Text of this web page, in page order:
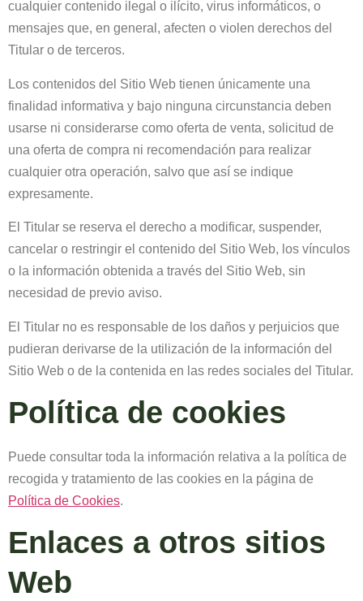
cualquier contenido ilegal o ilícito, virus informáticos, o
mensajes que, en general, afecten o violen derechos del
Titular o de terceros.
Los contenidos del Sitio Web tienen únicamente una
finalidad informativa y bajo ninguna circunstancia deben
usarse ni considerarse como oferta de venta, solicitud de
una oferta de compra ni recomendación para realizar
cualquier otra operación, salvo que así se indique
expresamente.
El Titular se reserva el derecho a modificar, suspender,
cancelar o restringir el contenido del Sitio Web, los vínculos
o la información obtenida a través del Sitio Web, sin
necesidad de previo aviso.
El Titular no es responsable de los daños y perjuicios que
pudieran derivarse de la utilización de la información del
Sitio Web o de la contenida en las redes sociales del Titular.
Política de cookies
Puede consultar toda la información relativa a la política de
recogida y tratamiento de las cookies en la página de
Política de Cookies.
Enlaces a otros sitios
Web